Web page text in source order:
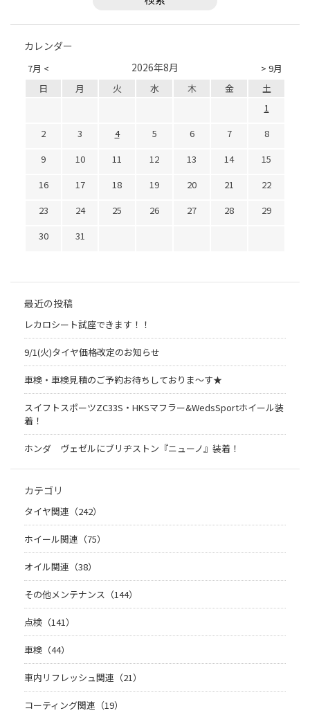
カレンダー
7月 < > 9月
2026年8月
日 月 火 水 木 金
土
1
2
3 4 5 6 7
8
9
10 11 12 13 14
15
16
17 18 19 20 21
22
23
24 25 26 27 28
29
30
31
最近の投稿
レカロシート試座できます！！
9/1(火)タイヤ価格改定のお知らせ
車検・車検見積のご予約お待ちしておりま～す★
スイフトスポーツZC33S・HKSマフラー&WedsSportホイール装
着！
ホンダ ヴェゼルにブリヂストン『ニューノ』装着！
カテゴリ
タイヤ関連（242）
ホイール関連（75）
オイル関連（38）
その他メンテナンス（144）
点検（141）
車検（44）
車内リフレッシュ関連（21）
コーティング関連（19）